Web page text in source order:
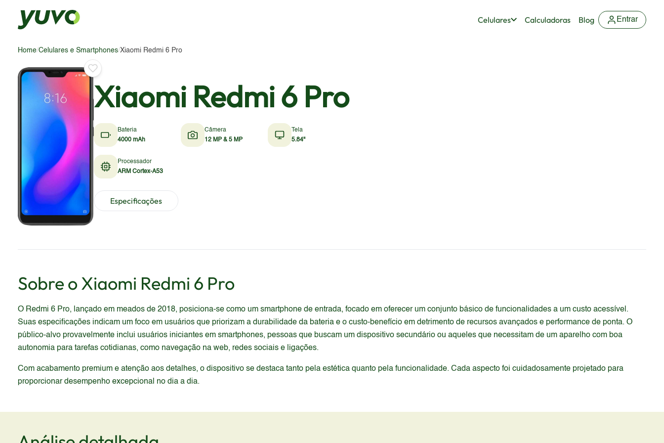
Celulares Calculadoras Blog Entrar
Home/Celulares e Smartphones/Xiaomi Redmi 6 Pro
Xiaomi Redmi 6 Pro
Bateria
4000 mAh
Câmera
12 MP & 5 MP
Tela
5.84"
Processador
ARM Cortex-A53
Especificações
Sobre o Xiaomi Redmi 6 Pro
O Redmi 6 Pro, lançado em meados de 2018, posiciona-se como um smartphone de entrada, focado em oferecer um conjunto básico de funcionalidades a um custo acessível.
Suas especificações indicam um foco em usuários que priorizam a durabilidade da bateria e o custo-benefício em detrimento de recursos avançados e performance de ponta. O
público-alvo provavelmente inclui usuários iniciantes em smartphones, pessoas que buscam um dispositivo secundário ou aqueles que necessitam de um aparelho com boa
autonomia para tarefas cotidianas, como navegação na web, redes sociais e ligações.
Com acabamento premium e atenção aos detalhes, o dispositivo se destaca tanto pela estética quanto pela funcionalidade. Cada aspecto foi cuidadosamente projetado para
proporcionar desempenho excepcional no dia a dia.